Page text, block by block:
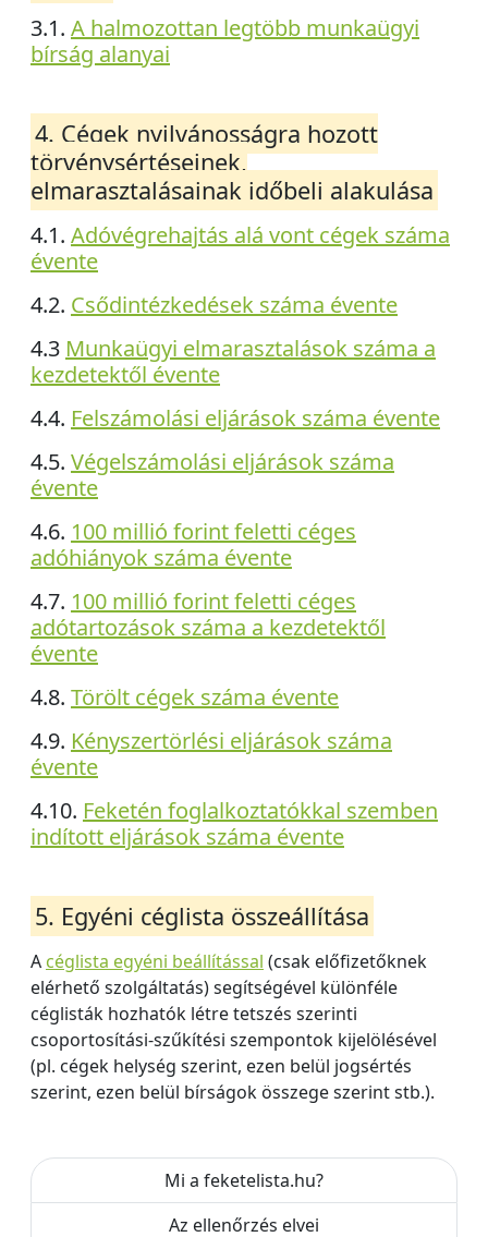
3.1. A halmozottan legtöbb munkaügyi
bírság alanyai
4. Cégek nyilvánosságra hozott
törvénysértéseinek,
elmarasztalásainak időbeli alakulása
4.1. Adóvégrehajtás alá vont cégek száma
évente
4.2. Csődintézkedések száma évente
4.3 Munkaügyi elmarasztalások száma a
kezdetektől évente
4.4. Felszámolási eljárások száma évente
4.5. Végelszámolási eljárások száma
évente
4.6. 100 millió forint feletti céges
adóhiányok száma évente
4.7. 100 millió forint feletti céges
adótartozások száma a kezdetektől
évente
4.8. Törölt cégek száma évente
4.9. Kényszertörlési eljárások száma
évente
4.10. Feketén foglalkoztatókkal szemben
indított eljárások száma évente
5. Egyéni céglista összeállítása
A céglista egyéni beállítással (csak előfizetőknek
elérhető szolgáltatás) segítségével különféle
céglisták hozhatók létre tetszés szerinti
csoportosítási-szűkítési szempontok kijelölésével
(pl. cégek helység szerint, ezen belül jogsértés
szerint, ezen belül bírságok összege szerint stb.).
Mi a feketelista.hu?
Az ellenőrzés elvei